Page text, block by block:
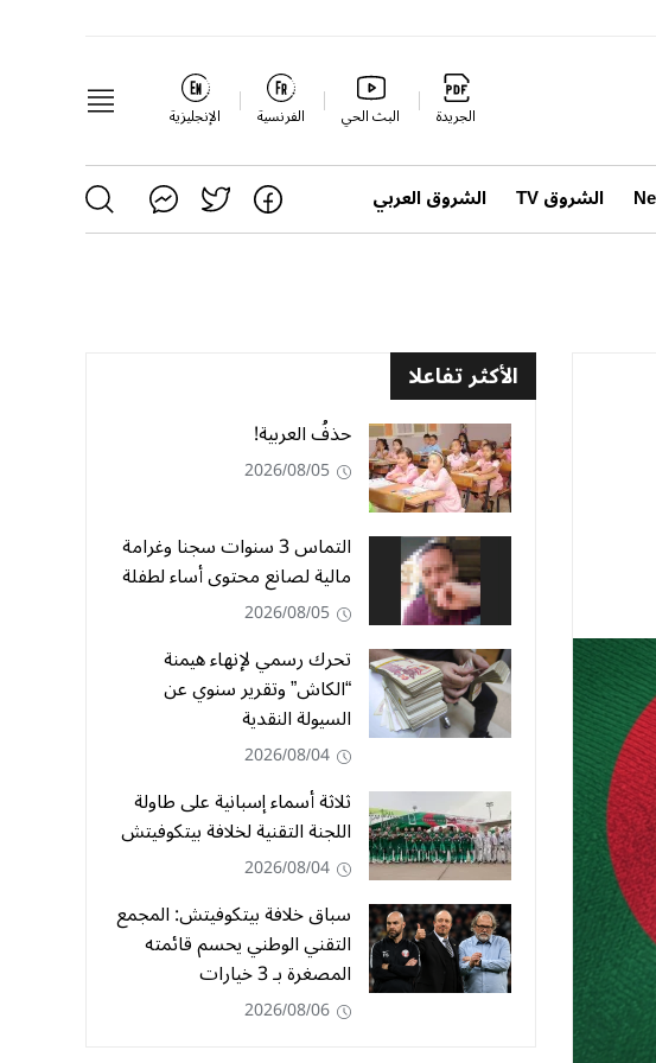
الجريدة البث الحي الفرنسية الإنجليزية
الشروق TV الشروق العربي
الأكثر تفاعلا
حذفُ العربية!
2026/08/05
التماس 3 سنوات سجنا وغرامة
مالية لصانع محتوى أساء لطفلة
2026/08/05
تحرك رسمي لإنهاء هيمنة
“الكاش” وتقرير سنوي عن
السيولة النقدية
2026/08/04
ثلاثة أسماء إسبانية على طاولة
اللجنة التقنية لخلافة بيتكوفيتش
2026/08/04
سباق خلافة بيتكوفيتش: المجمع
التقني الوطني يحسم قائمته
المصغرة بـ 3 خيارات
2026/08/06